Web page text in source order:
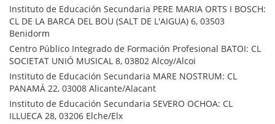
Instituto de Educación Secundaria PERE MARIA ORTS I BOSCH:
CL DE LA BARCA DEL BOU (SALT DE L'AIGUA) 6, 03503
Benidorm
Centro Público Integrado de Formación Profesional BATOI: CL
SOCIETAT UNIÓ MUSICAL 8, 03802 Alcoy/Alcoi
Instituto de Educación Secundaria MARE NOSTRUM: CL
PANAMÁ 22, 03008 Alicante/Alacant
Instituto de Educación Secundaria SEVERO OCHOA: CL
ILLUECA 28, 03206 Elche/Elx